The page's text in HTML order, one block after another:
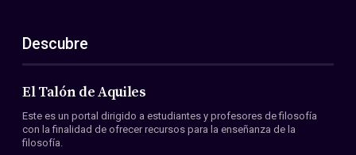
Descubre
El Talón de Aquiles
Este es un portal dirigido a estudiantes y profesores de filosofía
con la finalidad de ofrecer recursos para la enseñanza de la
filosofía.